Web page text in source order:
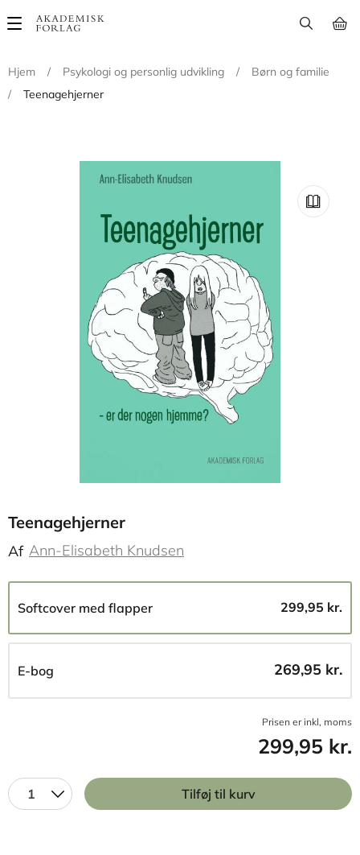
Main
Hjem
/ Psykologi og personlig udvikling /
Børn og familie
/
Teenagehjerner
Teenagehjerner
Af Ann-Elisabeth Knudsen
Softcover med flapper 299,95 kr.
E-bog 269,95 kr.
Prisen er inkl, moms
299,95 kr.
1 Tilføj til kurv